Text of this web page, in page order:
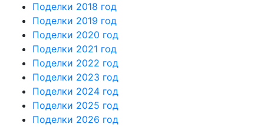
Поделки 2018 год
Поделки 2019 год
Поделки 2020 год
Поделки 2021 год
Поделки 2022 год
Поделки 2023 год
Поделки 2024 год
Поделки 2025 год
Поделки 2026 год